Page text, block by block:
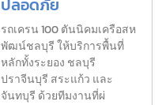
รถเครน 100 ตันนิคมเครือสห
พัฒน์ชลบุรี ให้บริการพื้นที่
หลักทั้งระยอง ชลบุรี
ปราจีนบุรี สระแก้ว และ
จันทบุรี ด้วยทีมงานที่ผ่